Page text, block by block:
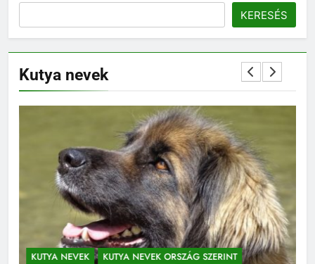
KERESÉS
Kutya nevek
KUTYA NEVEK KUTYA NEVEK ORSZÁG SZERINT